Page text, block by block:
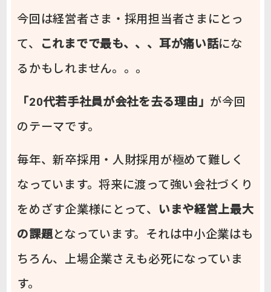
今回は経営者さま・採用担当者さまにとっ
て、
これまでで最も、、、耳が痛い話にな
るかもしれません。。。
「20代若手社員が会社を去る理由」 が今回
のテーマです。
毎年、新卒採用・人財採用が極めて難しく
なっています。将来に渡って強い会社づくり
をめざす企業様にとって、 いまや経営上最大
の課題となっています。それは中小企業はも
ちろん、上場企業さえも必死になっていま
す。